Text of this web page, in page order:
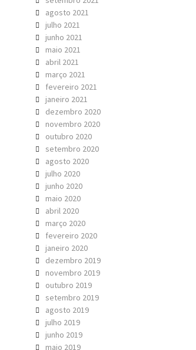
agosto 2021
julho 2021
junho 2021
maio 2021
abril 2021
março 2021
fevereiro 2021
janeiro 2021
dezembro 2020
novembro 2020
outubro 2020
setembro 2020
agosto 2020
julho 2020
junho 2020
maio 2020
abril 2020
março 2020
fevereiro 2020
janeiro 2020
dezembro 2019
novembro 2019
outubro 2019
setembro 2019
agosto 2019
julho 2019
junho 2019
maio 2019